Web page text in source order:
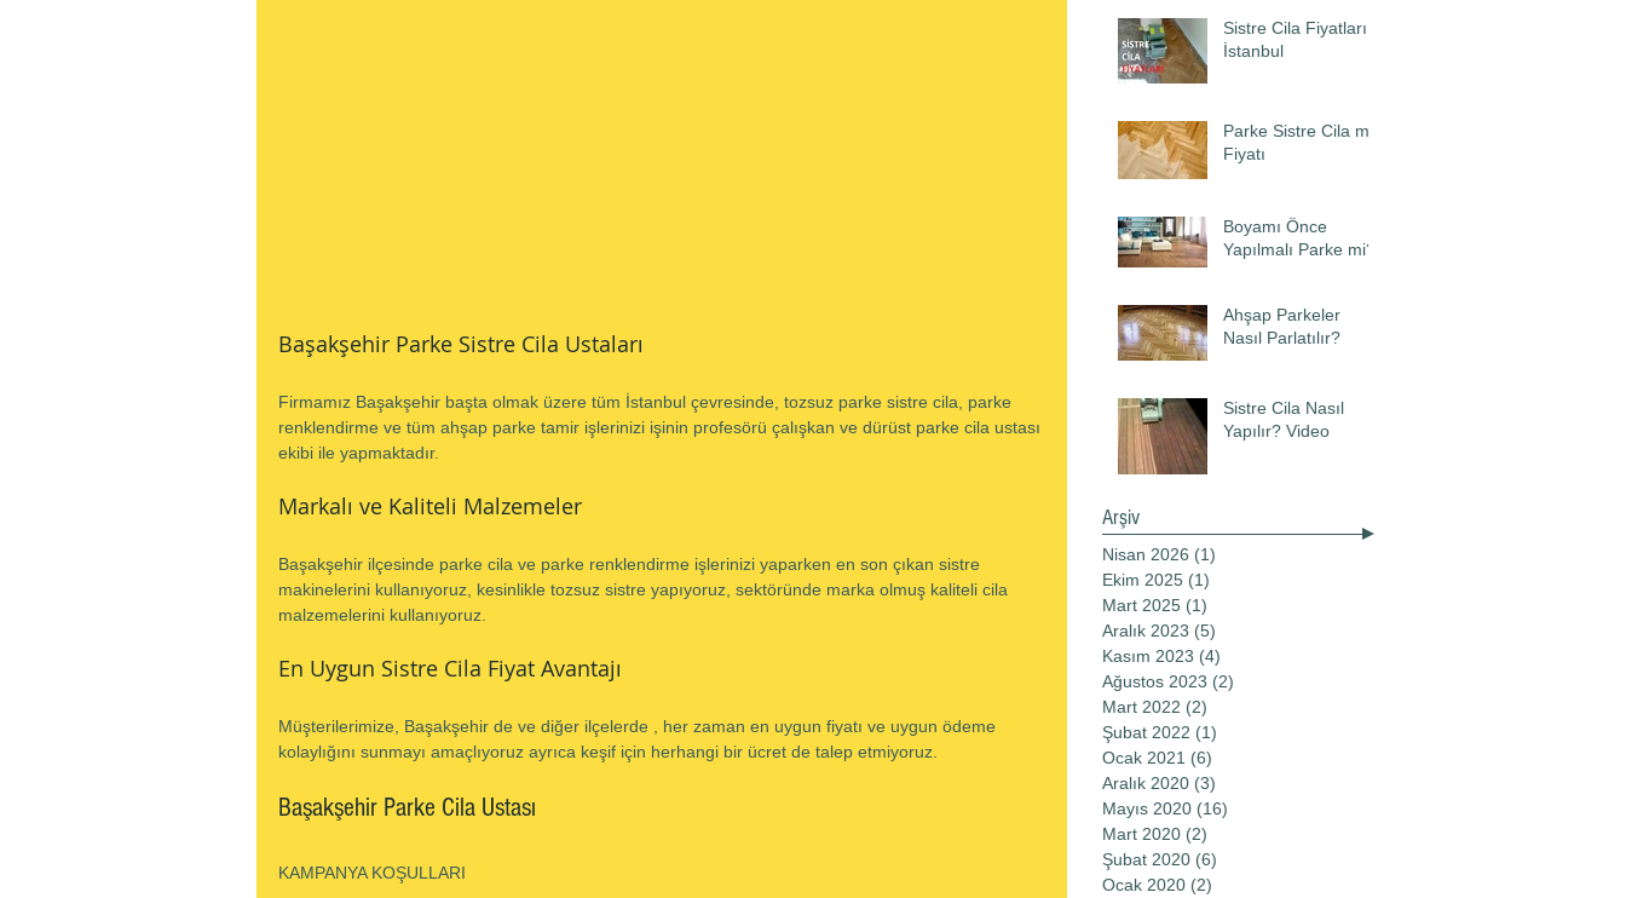
Başakşehir Parke Sistre Cila Ustaları
Firmamız Başakşehir başta olmak üzere tüm İstanbul çevresinde, tozsuz parke sistre cila, parke
renklendirme ve tüm ahşap parke tamir işlerinizi işinin profesörü çalışkan ve dürüst parke cila ustası
ekibi ile yapmaktadır.
Markalı ve Kaliteli Malzemeler
Başakşehir ilçesinde parke cila ve parke renklendirme işlerinizi yaparken en son çıkan sistre
makinelerini kullanıyoruz, kesinlikle tozsuz sistre yapıyoruz, sektöründe marka olmuş kaliteli cila
malzemelerini kullanıyoruz.
En Uygun Sistre Cila Fiyat Avantajı
Müşterilerimize, Başakşehir de ve diğer ilçelerde , her zaman en uygun fiyatı ve uygun ödeme
kolaylığını sunmayı amaçlıyoruz ayrıca keşif için herhangi bir ücret de talep etmiyoruz.
Başakşehir Parke Cila Ustası
KAMPANYA KOŞULLARI
Sistre Cila Fiyatları
İstanbul
Parke Sistre Cila m2
Fiyatı
Boyamı Önce
Yapılmalı Parke mi?
Ahşap Parkeler
Nasıl Parlatılır?
Sistre Cila Nasıl
Yapılır? Video
Arşiv
Nisan 2026 (1)
Ekim 2025 (1)
Mart 2025 (1)
Aralık 2023 (5)
Kasım 2023 (4)
Ağustos 2023 (2)
Mart 2022 (2)
Şubat 2022 (1)
Ocak 2021 (6)
Aralık 2020 (3)
Mayıs 2020 (16)
Mart 2020 (2)
Şubat 2020 (6)
Ocak 2020 (2)